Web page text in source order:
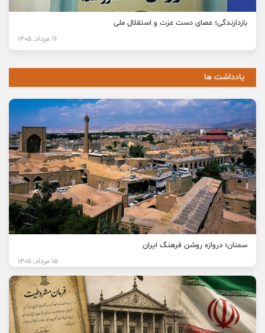
بازدارندگی؛ عصای دست عزت و استقلال ملی
16 مرداد, 1405
یادداشت ها
سمنان؛ دروازه روشن فرهنگ ایران
15 مرداد, 1405